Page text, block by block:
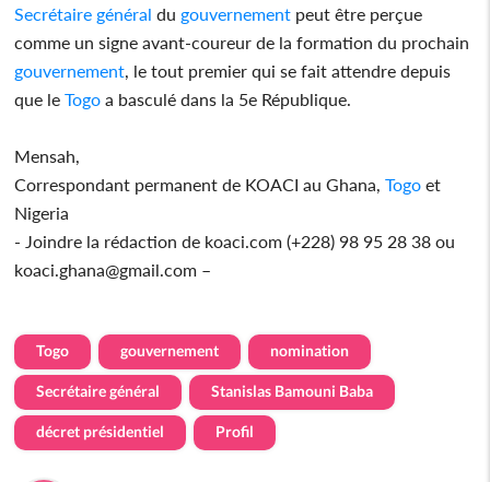
Secrétaire général du gouvernement peut être perçue
comme un signe avant-coureur de la formation du prochain
gouvernement , le tout premier qui se fait attendre depuis
que leTogo a basculé dans la 5e République.
Mensah,
Correspondant permanent de KOACI au Ghana,Togo et
Nigeria
- Joindre la rédaction de koaci.com (+228) 98 95 28 38 ou
koaci.ghana@gmail.com –
Togo gouvernement nomination
Secrétaire général Stanislas Bamouni Baba
décret présidentiel Profil